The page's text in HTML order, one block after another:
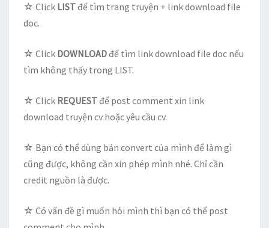
☆ Click LISTđể tìm trang truyện + link download file
doc.
☆ Click DOWNLOADđể tìm link download file doc nếu
tìm không thấy trong LIST.
☆ Click REQUESTđể post comment xin link
download truyện cv hoặc yêu cầu cv.
☆ Bạn có thể dùng bản convert của mình để làm gì
cũng được, không cần xin phép mình nhé. Chỉ cần
credit nguồn là được.
☆ Có vấn đề gì muốn hỏi mình thì bạn có thể post